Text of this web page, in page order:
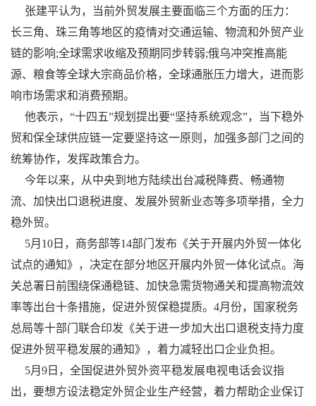
张建平认为，当前外贸发展主要面临三个方面的压力：
长三角、珠三角等地区的疫情对交通运输、物流和外贸产业
链的影响;全球需求收缩及预期同步转弱;俄乌冲突推高能
源、粮食等全球大宗商品价格，全球通胀压力增大，进而影
响市场需求和消费预期。
他表示，“十四五”规划提出要“坚持系统观念”，当下稳外
贸和保全球供应链一定要坚持这一原则，加强多部门之间的
统筹协作，发挥政策合力。
今年以来，从中央到地方陆续出台减税降费、畅通物
流、加快出口退税进度、发展外贸新业态等多项举措，全力
稳外贸。
5月10日，商务部等14部门发布《关于开展内外贸一体化
试点的通知》，决定在部分地区开展内外贸一体化试点。海
关总署日前围绕保通稳链、加快急需货物通关和提高物流效
率等出台十条措施，促进外贸保稳提质。4月份，国家税务
总局等十部门联合印发《关于进一步加大出口退税支持力度
促进外贸平稳发展的通知》，着力减轻出口企业负担。
5月9日，全国促进外贸外资平稳发展电视电话会议指
出，要想方设法稳定外贸企业生产经营，着力帮助企业保订